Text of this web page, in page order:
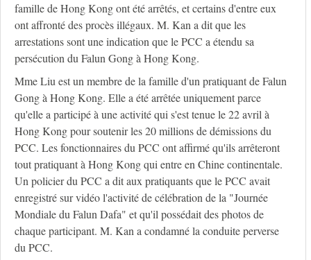
famille de Hong Kong ont été arrêtés, et certains d'entre eux
ont affronté des procès illégaux. M. Kan a dit que les
arrestations sont une indication que le PCC a étendu sa
persécution du Falun Gong à Hong Kong.
Mme Liu est un membre de la famille d'un pratiquant de Falun
Gong à Hong Kong. Elle a été arrêtée uniquement parce
qu'elle a participé à une activité qui s'est tenue le 22 avril à
Hong Kong pour soutenir les 20 millions de démissions du
PCC. Les fonctionnaires du PCC ont affirmé qu'ils arrêteront
tout pratiquant à Hong Kong qui entre en Chine continentale.
Un policier du PCC a dit aux pratiquants que le PCC avait
enregistré sur vidéo l'activité de célébration de la "Journée
Mondiale du Falun Dafa" et qu'il possédait des photos de
chaque participant. M. Kan a condamné la conduite perverse
du PCC.